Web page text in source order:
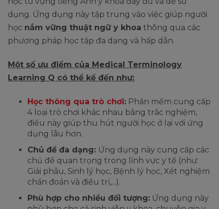
dụng. Ứng dụng này tập trung vào việc giúp người
học nắm vững thuật ngữ y khoa thông qua các
phương pháp học tập đa dạng và hấp dẫn.
Một số ưu điểm của Medical Terminology
Learning Q có thể kể đến như:
Học thông qua trò chơi: Phần mềm cung cấp
4 loại trò chơi khác nhau bằng trắc nghiệm,
điều này giúp thu hút người học ở lại với ứng
dụng lâu hơn.
Chủ đề đa dạng: Ứng dụng này cung cấp các
chủ đề quan trọng trong lĩnh vực y tế (như:
Giải phẫu, Sinh lý học, Bệnh lý học, Xét nghiệm
chẩn đoán và điều trị,...).
Phù hợp cho nhiều đối tượng: Ứng dụng này